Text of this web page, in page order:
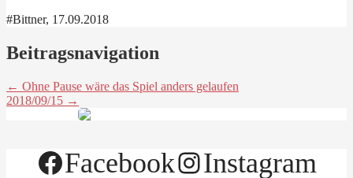
#Bittner, 17.09.2018
Beitragsnavigation
← Ohne Pause wäre das Spiel anders gelaufen
2018/09/15 →
Facebook
Instagram